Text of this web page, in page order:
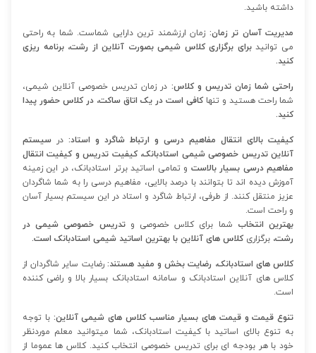
داشته باشید.
مدیریت آسان تر زمان: زمان ارزشمند ترین دارایی شماست. شما به راحتی
می توانید برای برگزاری کلاس شیمی بصورت آنلاین از رشت، برنامه ریزی
کنید.
راحتی شما زمان تدریس و کلاس: در زمان تدریس خصوصی آنلاین شیمی،
شما راحت هستید و تنها کافی است در یک اتاق ساکت، در کلاس حضور پیدا
کنید.
کیفیت بالای انتقال مفاهیم درسی و ارتباط شاگرد و استاد: در سیستم
آنلاین تدریس خصوصی شیمی استادبانک، کیفیت تدریس و کیفیت انتقال
مفاهیم درسی بسیار بالاست و تمامی اساتید برتر استادبانک، در این زمینه
آموزش دیده اند تا بتوانند با درصد بالایی، مفاهیم درسی را به شما شاگردان
عزیز منتقل کنند. از طرفی، ارتباط شاگرد و استاد در این سیستم بسیار آسان
و راحت است.
بهترین انتخاب شما برای کلاس خصوصی و تدریس خصوصی شیمی در
رشت، برگزاری کلاس های آنلاین با بهترین اساتید شیمی استادبانک است.
کلاس های استادبانک، رضایت بخش و مفید هستند: رضایت سایر شاگردان از
کلاس های آنلاین استادبانک و سامانه استادبانک بسیار بالا و راضی کننده
است.
تنوع قیمت و قیمت های بسیار مناسب کلاس های شیمی آنلاین: با توجه
به تنوع بالای اساتید با کیفیت استادبانک، شما میتوانید معلم موردنظر
خود با هر بودجه ای برای تدریس خصوصی انتخاب کنید. کلاس ها عموما از